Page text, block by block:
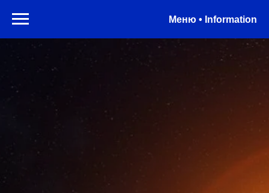
Меню • Information